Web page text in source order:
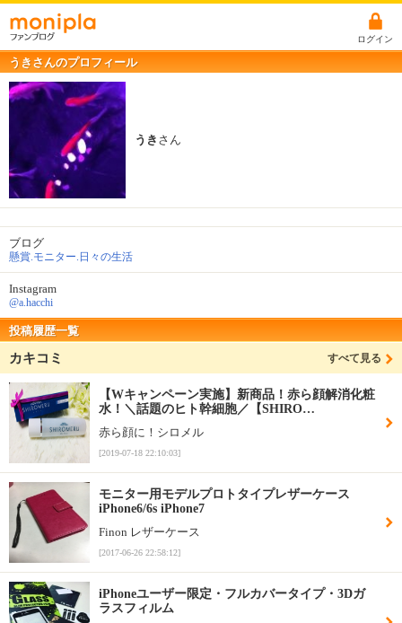
ログイン
うきさんのプロフィール
うき さん
ブログ
懸賞.モニター.日々の生活
Instagram
@a.hacchi
投稿履歴一覧
カキコミ すべて見る
【Wキャンペーン実施】新商品！赤ら顔解消化粧
水！＼話題のヒト幹細胞／【SHIRO…
赤ら顔に！シロメル
[2019-07-18 22:10:03]
モニター用モデルプロトタイプレザーケース
iPhone6/6s iPhone7
Finon レザーケース
[2017-06-26 22:58:12]
iPhoneユーザー限定・フルカバータイプ・3Dガ
ラスフィルム